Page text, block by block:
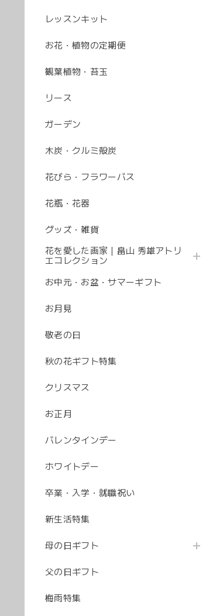
レッスンキット
お花・植物の定期便
観葉植物・苔玉
リース
ガーデン
木炭・クルミ殻炭
花びら・フラワーバス
花瓶・花器
グッズ・雑貨
花を愛した画家｜畠山 秀雄アトリ
エコレクション
お中元・お盆・サマーギフト
お月見
敬老の日
秋の花ギフト特集
クリスマス
お正月
バレンタインデー
ホワイトデー
卒業・入学・就職祝い
新生活特集
母の日ギフト
父の日ギフト
梅雨特集